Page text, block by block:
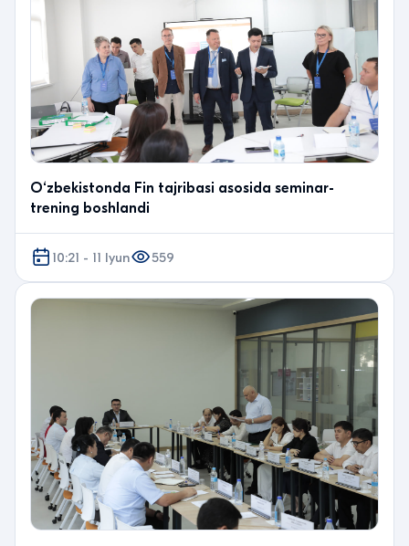
O‘zbekistonda Fin tajribasi asosida seminar-
trening boshlandi
10:21 - 11 Iyun 559